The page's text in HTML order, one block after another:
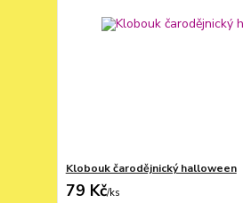
Klobouk čarodějnický halloween
79 Kč/ks